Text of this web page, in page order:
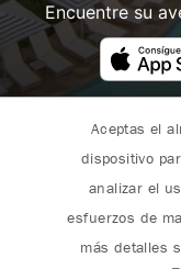
Encuentre su
Copyright
Aceptas el
dispositivo
analizar el
esfuerzos de
más detalles